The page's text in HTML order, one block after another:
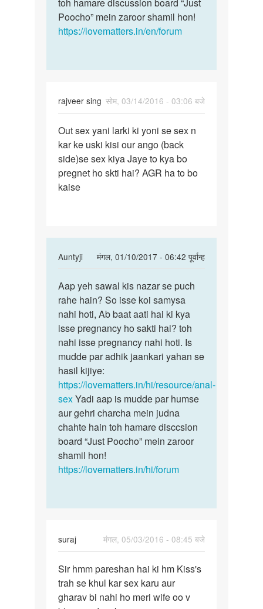
Poocho” mein zaroor shamil hon!
https://lovematters.in/en/forum
rajveer sing सोम, 03/14/2016 - 03:06 बजे
Out
sex
yani
larki
ki
Out sex yani larki ki yoni se sex n
kar ke uski kisi our ango (back
side)se sex kiya Jaye to kya bo
pregnet ho skti hai? AGR ha to bo
kaise
Auntyji
मंगल, 01/10/2017 - 06:42 पूर्वान्ह
In
to
Out
sex
yani
larki
ki
yoni
se
by
rajveer
sing
Aap
yeh
sawal
kis
nazar
se
Aap yeh sawal kis nazar se puch
rahe hain? So isse koi samysa
nahi hoti, Ab baat aati hai ki kya
isse pregnancy ho sakti hai? toh
nahi isse pregnancy nahi hoti. Is
mudde par adhik jaankari yahan se
hasil kijiye:
https://lovematters.in/hi/resource/anal-
sexYadi aap is mudde par humse
aur gehri charcha mein judna
chahte hain toh hamare disccsion
board “Just Poocho” mein zaroor
shamil hon!
https://lovematters.in/hi/forum
suraj
मंगल, 05/03/2016 - 08:45 बजे
Sir
hmm
pareshan
Sir hmm pareshan hai ki hm Kiss's
trah se khul kar sex karu aur
gharav bi nahi ho meri wife oo v